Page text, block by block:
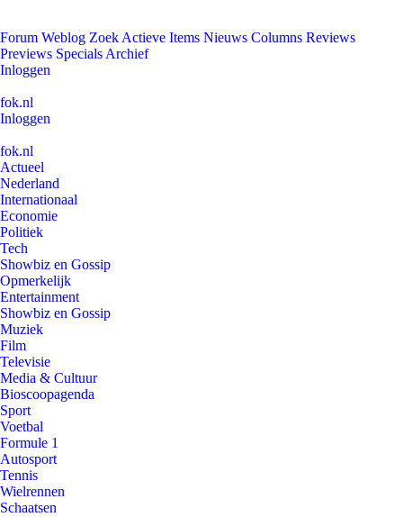
Forum Weblog Zoek Actieve Items Nieuws Columns Reviews
Previews Specials Archief
Inloggen
fok.nl
Inloggen
fok.nl
Actueel
Nederland
Internationaal
Economie
Politiek
Tech
Showbiz en Gossip
Opmerkelijk
Entertainment
Showbiz en Gossip
Muziek
Film
Televisie
Media & Cultuur
Bioscoopagenda
Sport
Voetbal
Formule 1
Autosport
Tennis
Wielrennen
Schaatsen